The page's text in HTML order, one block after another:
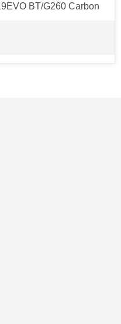
BT/G260 Carbon